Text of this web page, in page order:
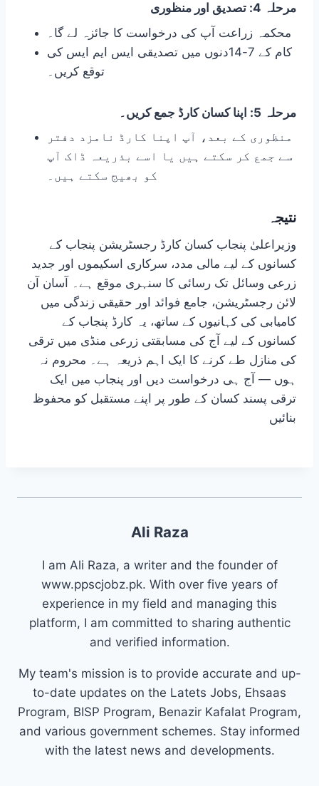
مرحلہ 4: تصدیق اور منظوری
محکمہ زراعت آپ کی درخواست کا جائزہ لے گا۔
کام کے 7-14دنوں میں تصدیقی ایس ایم ایس کی
توقع کریں۔
مرحلہ 5: اپنا کسان کارڈ جمع کریں۔
منظوری کے بعد، آپ اپنا کارڈ نامزد دفتر
سے جمع کر سکتے ہیں یا اسے بذریعہ ڈاک آپ
کو بھیج سکتے ہیں۔
نتیجہ
وزیراعلیٰ پنجاب کسان کارڈ رجسٹریشن پنجاب کے
کسانوں کے لیے مالی مدد، سرکاری اسکیموں اور جدید
زرعی وسائل تک رسائی کا سنہری موقع ہے۔ آسان آن
لائن رجسٹریشن، جامع فوائد اور حقیقی زندگی میں
کامیابی کی کہانیوں کے ساتھ، یہ کارڈ پنجاب کے
کسانوں کے لیے آج کی مسابقتی زرعی منڈی میں ترقی
کی منازل طے کرنے کا ایک اہم ذریعہ ہے۔ محروم نہ
ہوں — آج ہی درخواست دیں اور پنجاب میں ایک
ترقی پسند کسان کے طور پر اپنے مستقبل کو محفوظ
بنائیں
Ali Raza
I am Ali Raza, a writer and the founder of
www.ppscjobz.pk. With over five years of
experience in my field and managing this
platform, I am committed to sharing authentic
and verified information.
My team's mission is to provide accurate and up-
to-date updates on the Latets Jobs, Ehsaas
Program, BISP Program, Benazir Kafalat Program,
and various government schemes. Stay informed
with the latest news and developments.